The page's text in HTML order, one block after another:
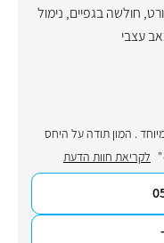
, חולשה בגפיים, נימול
עצבי
. המון תודה על היחס
לקריאת חוות הדעת